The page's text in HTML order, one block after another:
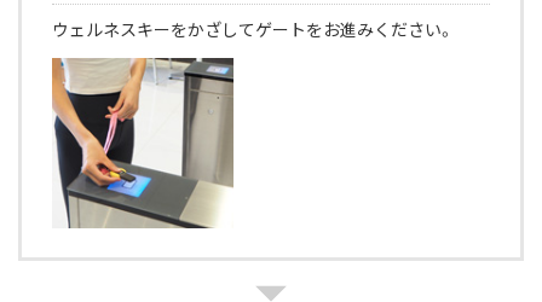
ウェルネスキーをかざしてゲートをお進みください。